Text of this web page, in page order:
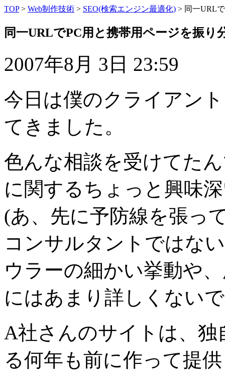
TOP> Web制作技術 > SEO(検索エンジン最適化) > 同一URL
同一URLでPC用と携帯用ページを振
2007年8月 3日 23:59
今日は僕のクライアン
てきました。
色んな相談を受けてた
に関するちょっと興味
(あ、先に予防線を張っ
コンサルタントではな
ウラーの細かい挙動や
にはあまり詳しくない
A社さんのサイトは、
る何年も前に作って提